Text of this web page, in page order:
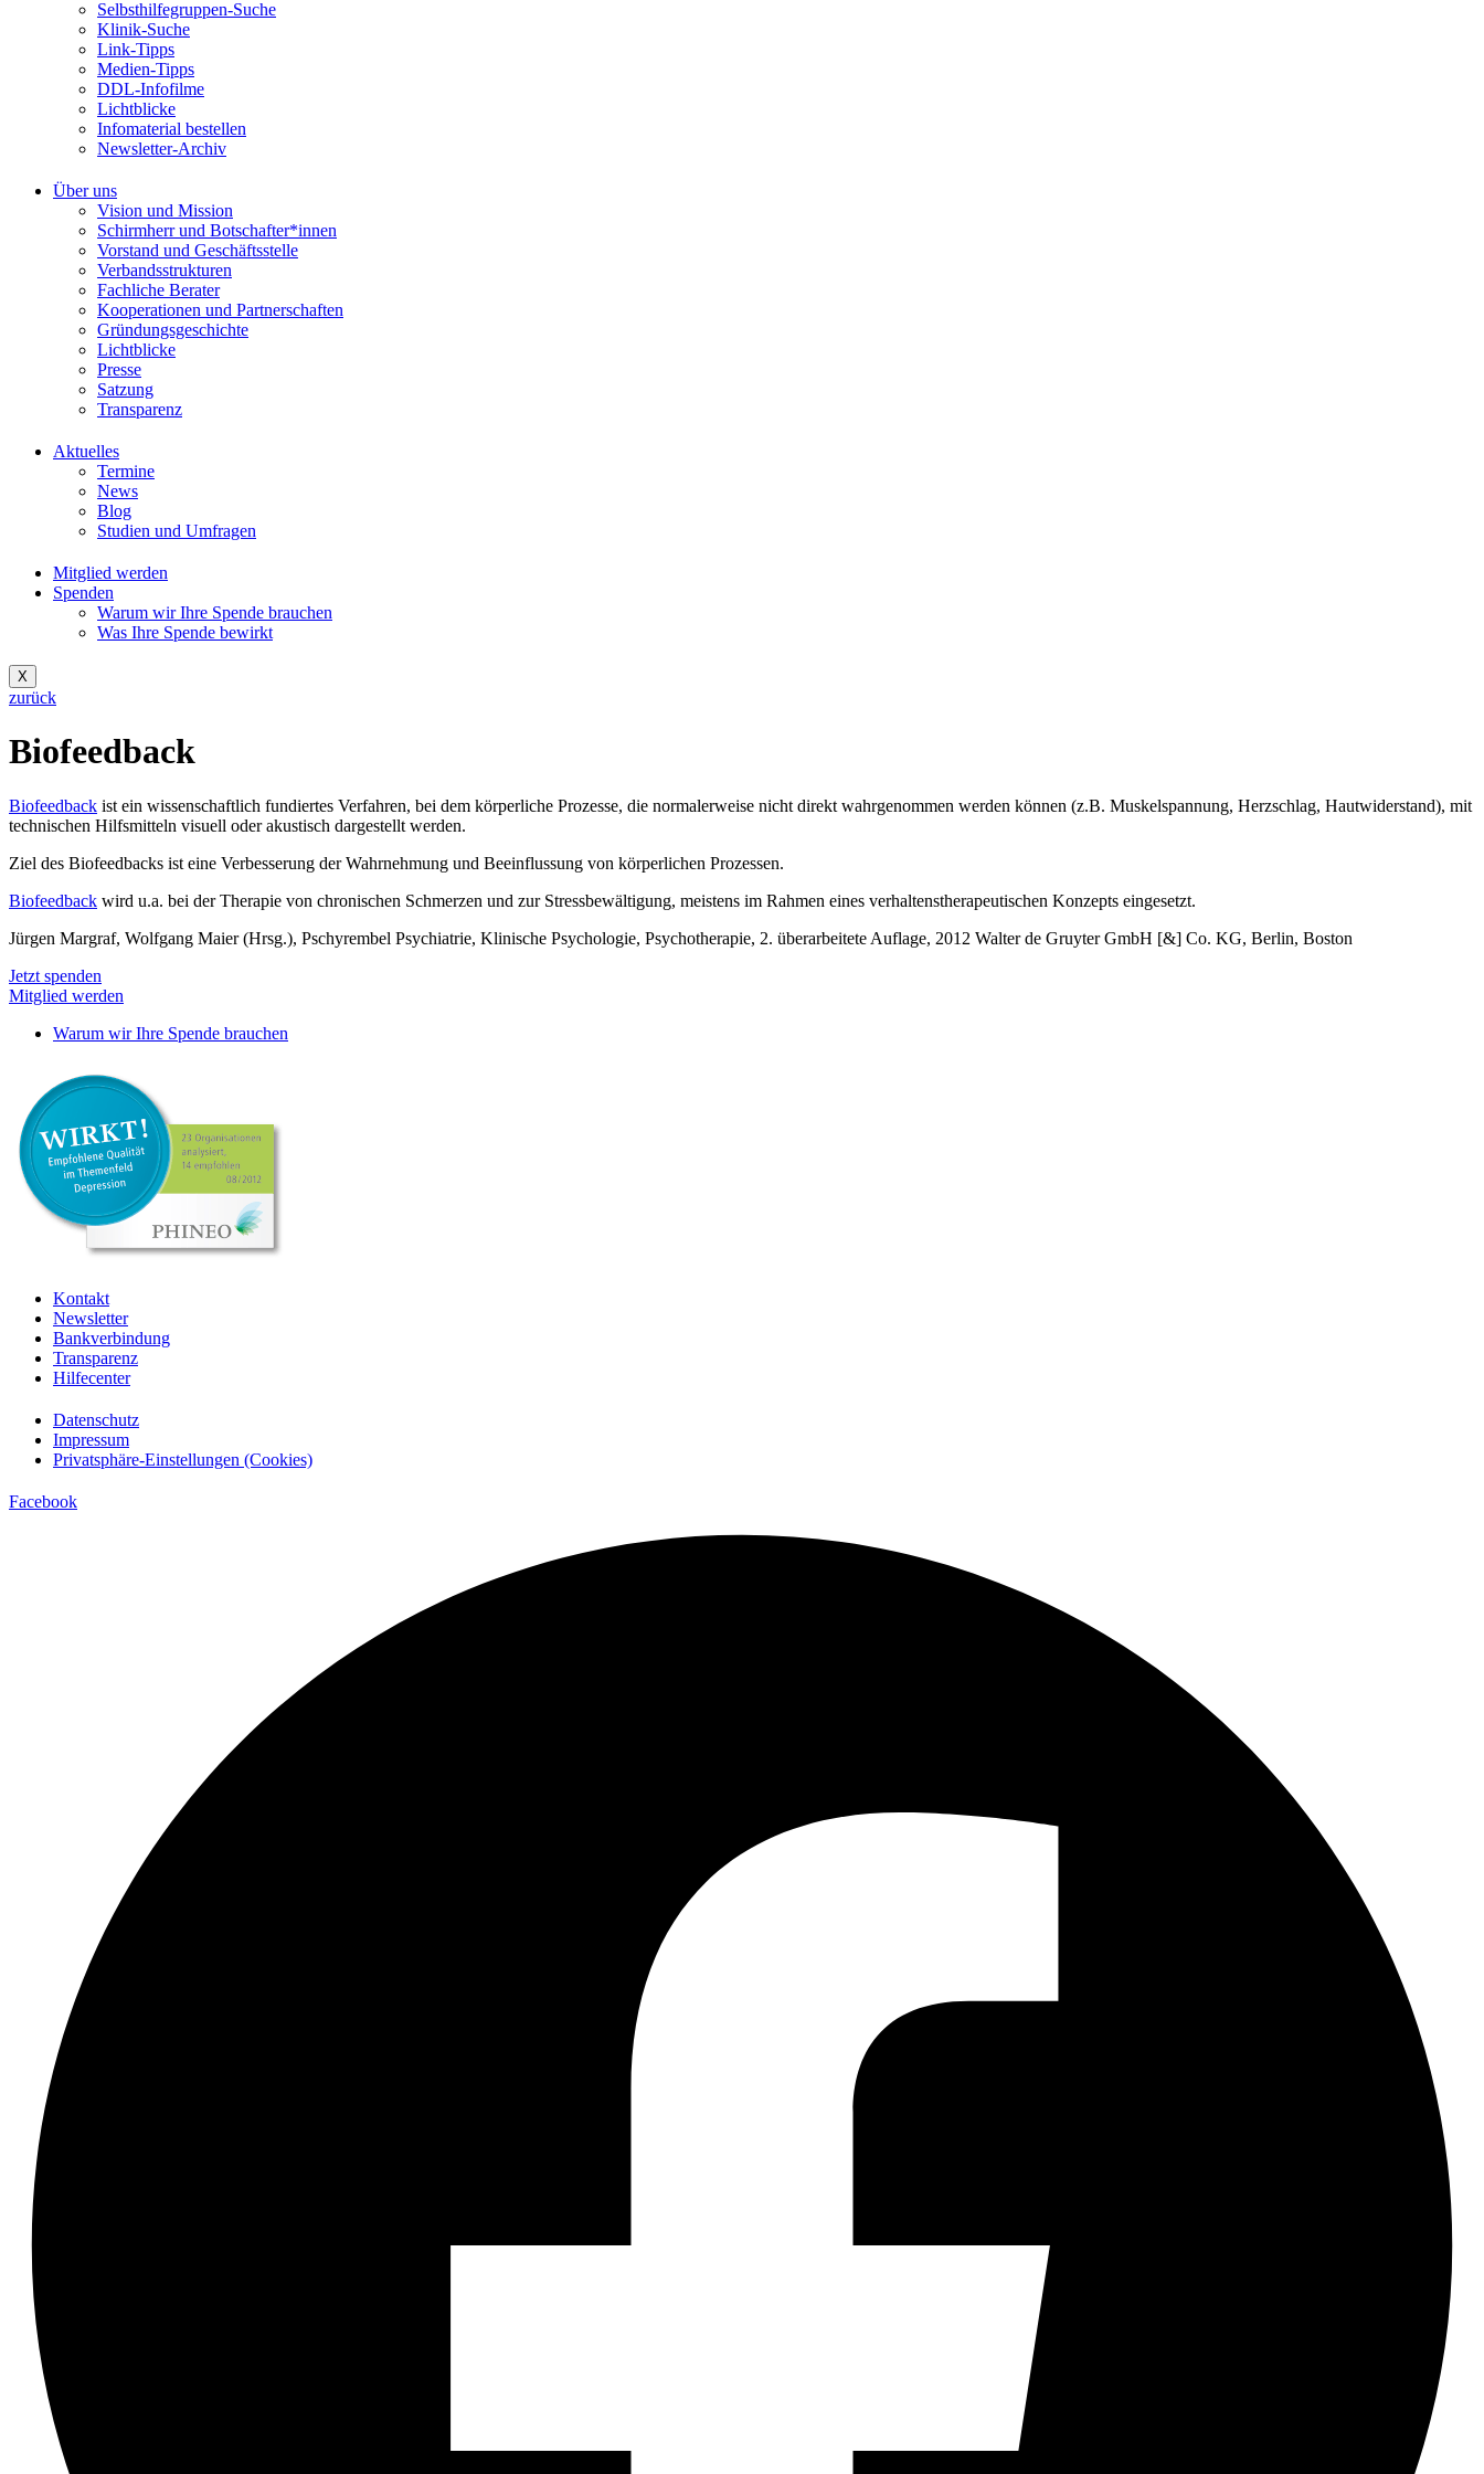
Selbsthilfegruppen-Suche
Klinik-Suche
Link-Tipps
Medien-Tipps
DDL-Infofilme
Lichtblicke
Infomaterial bestellen
Newsletter-Archiv
Über uns
Vision und Mission
Schirmherr und Botschafter*innen
Vorstand und Geschäftsstelle
Verbandsstrukturen
Fachliche Berater
Kooperationen und Partnerschaften
Gründungsgeschichte
Lichtblicke
Presse
Satzung
Transparenz
Aktuelles
Termine
News
Blog
Studien und Umfragen
Mitglied werden
Spenden
Warum wir Ihre Spende brauchen
Was Ihre Spende bewirkt
X
zurück
Biofeedback
Biofeedback ist ein wissenschaftlich fundiertes Verfahren, bei dem körperliche Prozesse, die normalerweise nicht direkt wahrgenommen werden können (z.B. Muskelspannung, Herzschlag, Hautwiderstand), mit
technischen Hilfsmitteln visuell oder akustisch dargestellt werden.
Ziel des Biofeedbacks ist eine Verbesserung der Wahrnehmung und Beeinflussung von körperlichen Prozessen.
Biofeedback wird u.a. bei der Therapie von chronischen Schmerzen und zur Stressbewältigung, meistens im Rahmen eines verhaltenstherapeutischen Konzepts eingesetzt.
Jürgen Margraf, Wolfgang Maier (Hrsg.), Pschyrembel Psychiatrie, Klinische Psychologie, Psychotherapie, 2. überarbeitete Auflage, 2012 Walter de Gruyter GmbH [&] Co. KG, Berlin, Boston
Jetzt spenden
Mitglied werden
Warum wir Ihre Spende brauchen
Kontakt
Newsletter
Bankverbindung
Transparenz
Hilfecenter
Datenschutz
Impressum
Privatsphäre-Einstellungen (Cookies)
Facebook